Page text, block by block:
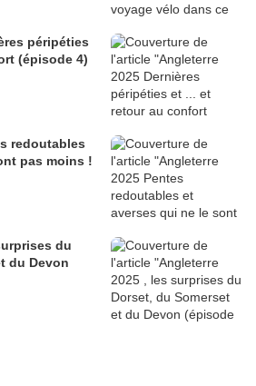
péripéties
(épisode 4)
pas moins !
du Devon